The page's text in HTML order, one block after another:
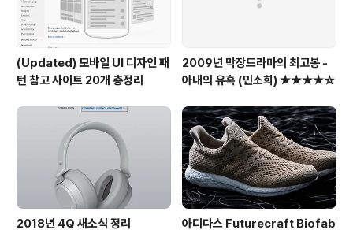
(Updated) 모바일 UI 디자인 패
턴 참고 사이트 20개 총정리
2009년 막장드라마의 최고봉 -
아내의 유혹 (민소희) ★★★★☆
2018년 4Q 새소식 정리 아디다스 Futurecraft Biofab